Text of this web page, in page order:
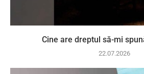
Cine are dreptul să-mi
22.07.2026